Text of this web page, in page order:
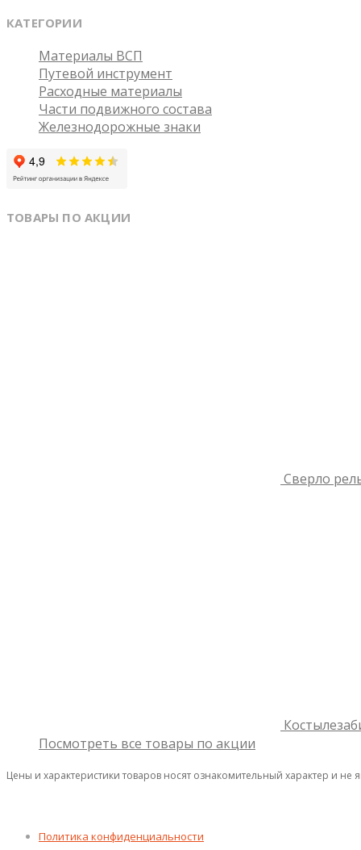
КАТЕГОРИИ
Материалы ВСП
Путевой инструмент
Расходные материалы
Части подвижного состава
Железнодорожные знаки
ТОВАРЫ ПО АКЦИИ
Сверло
Посмотреть все товары по акции
Цены и характеристики товаров носят ознакомительный характер и не
Политика конфиденциальности